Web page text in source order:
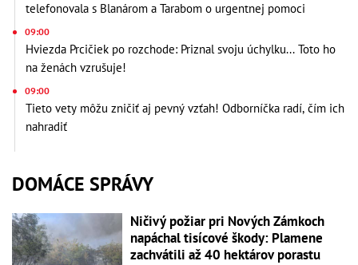
telefonovala s Blanárom a Tarabom o urgentnej pomoci
09:00
Hviezda Prcičiek po rozchode: Priznal svoju úchylku... Toto ho
na ženách vzrušuje!
09:00
Tieto vety môžu zničiť aj pevný vzťah! Odborníčka radí, čím ich
nahradiť
DOMÁCE SPRÁVY
Ničivý požiar pri Nových Zámkoch
napáchal tisícové škody: Plamene
zachvátili až 40 hektárov porastu